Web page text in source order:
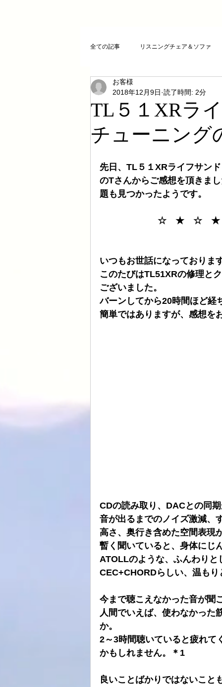
全ての記事 リスニングチェア＆ソファ
クリスタルチューニング
CDトランスポー
お気に入りCD FAZIOLI 電
HDDプレヤー
TL５１XRラ
チューニング
お客様
2018年12月9日 読了時間: 2分
先日、TL５１XRライフサン
のTさんからご感想を頂きま
題も見つかったようです。
☆　★　☆　★
いつもお世話になっておりま
このたびはTL51XRの修理と
ございました。
バーンしてから20時間ほど経
簡単ではありますが、感想を
CDの読み取り、DACとの同
音が出るまでのノイズ激減、
高さ、奥行き含めた空間表現
暫く聞いていると、身体にじ
ATOLLのような、ふんわり
CEC+CHORDらしい、温も
今まで聴こえなかった音が聞
人間でいえば、使わなかった
か。
2～3時間聴いていると疲れて
かもしれません。＊1
良いことばかりではないこと